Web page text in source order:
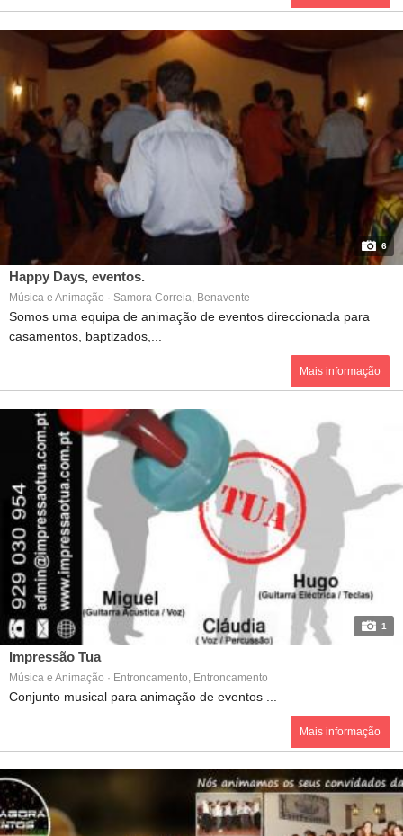
6
Happy Days, eventos.
Música e Animação · Samora Correia, Benavente
Somos uma equipa de animação de eventos direccionada para
casamentos, baptizados,...
Mais informação
1
Impressão Tua
Música e Animação · Entroncamento, Entroncamento
Conjunto musical para animação de eventos ...
Mais informação